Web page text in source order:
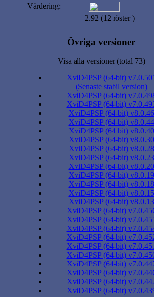
Värdering:
2.92 (12 röster )
Övriga versioner
Visa alla versioner (total 73)
XviD4PSP (64-bit)
(Senaste stabil version)
XviD4PSP (64-bit)
XviD4PSP (64-bit)
XviD4PSP (64-bit) v8.0.46
XviD4PSP (64-bit) v8.0.44
XviD4PSP (64-bit) v8.0.40
XviD4PSP (64-bit) v8.0.30
XviD4PSP (64-bit) v8.0.28
XviD4PSP (64-bit) v8.0.23
XviD4PSP (64-bit) v8.0.20
XviD4PSP (64-bit) v8.0.19
XviD4PSP (64-bit) v8.0.18
XviD4PSP (64-bit) v8.0.15
XviD4PSP (64-bit) v8.0.13
XviD4PSP (64-bit)
XviD4PSP (64-bit)
XviD4PSP (64-bit)
XviD4PSP (64-bit)
XviD4PSP (64-bit)
XviD4PSP (64-bit)
XviD4PSP (64-bit)
XviD4PSP (64-bit)
XviD4PSP (64-bit)
XviD4PSP (64-bit)